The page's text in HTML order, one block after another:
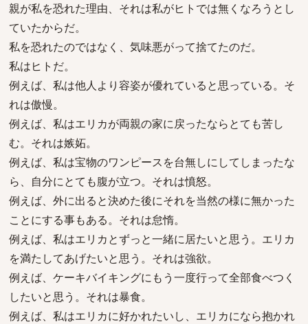
親が私を恐れた理由、それは私がヒトでは無くなろうとし
ていたからだ。
私を恐れたのではなく、気味悪がって捨てたのだ。
私はヒトだ。
例えば、私は他人より容姿が優れていると思っている。そ
れは傲慢。
例えば、私はエリカが両親の家に戻ったならとても苦し
む。それは嫉妬。
例えば、私は宝物のワンピースを台無しにしてしまったな
ら、自分にとても腹が立つ。それは憤怒。
例えば、外に出ると決めた後にそれを当然の様に無かった
ことにする事もある。それは怠惰。
例えば、私はエリカとずっと一緒に居たいと思う。エリカ
を満たしてあげたいと思う。それは強欲。
例えば、ケーキバイキングにもう一度行って全部食べつく
したいと思う。それは暴食。
例えば、私はエリカに好かれたいし、エリカになら抱かれ